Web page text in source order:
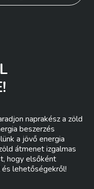
naprakész a zöld
beszerzés
a jövő energia
átmenet izgalmas
hogy elsőként
lehetőségekről!